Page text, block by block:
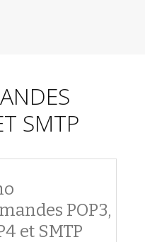
SMTP
POP3,
et SMTP